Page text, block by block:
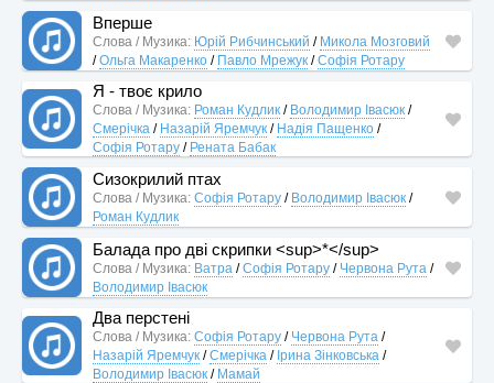
Вперше
Слова / Музика: Юрій Рибчинський / Микола Мозговий
/Ольга Макаренко / Павло Мрежук /Софія Ротару
Я - твоє крило
Слова / Музика: Роман Кудлик / Володимир Івасюк /
Смерічка / Назарій Яремчук / Надія Пащенко /
Софія Ротару / Рената Бабак
Сизокрилий птах
Слова / Музика: Софія Ротару / Володимир Івасюк /
Роман Кудлик
Балада про дві скрипки <sup>*</sup>
Слова / Музика: Ватра /Софія Ротару / Червона Рута /
Володимир Івасюк
Два перстені
Слова / Музика: Софія Ротару / Червона Рута /
Назарій Яремчук /Смерічка / Ірина Зінковська /
Володимир Івасюк / Мамай